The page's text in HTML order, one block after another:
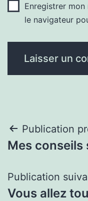
Enregistrer
le navigateur
de
l’article
Publication
Mes conseils
Publication
Vous allez